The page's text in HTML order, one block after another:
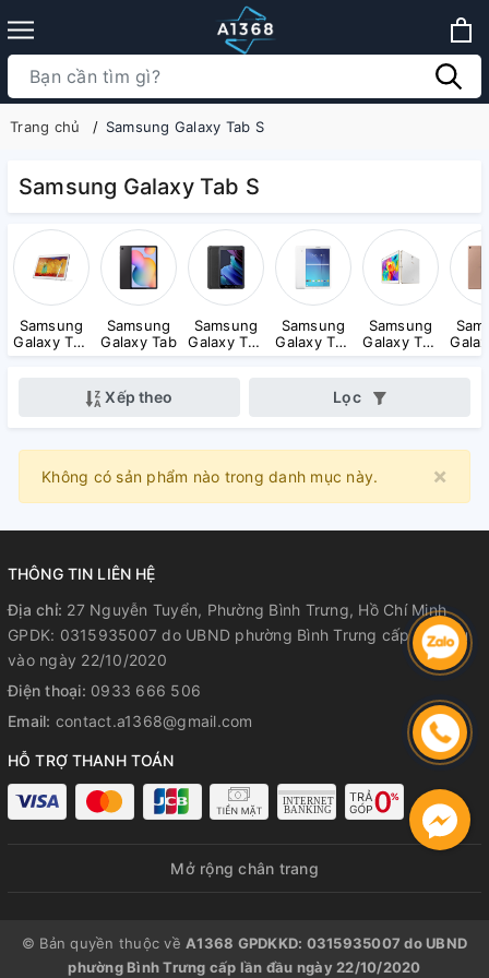
Trang chủ Samsung Galaxy Tab S
Samsung Galaxy Tab S
Samsung
Galaxy Tab
Note
Samsung
Galaxy Tab
Samsung
Galaxy Tab
Active
Samsung
Galaxy Tab
E
Samsung
Galaxy Tab
S
Xếp theo Lọc
×
Không có sản phẩm nào trong danh mục này.
THÔNG TIN LIÊN HỆ
Địa chỉ: 27 Nguyễn Tuyển, Phường Bình Trưng, Hồ Chí Minh
GPDK: 0315935007 do UBND phường Bình Trưng cấp lần đầu
vào ngày 22/10/2020
Điện thoại: 0933 666 506
Email: contact.a1368@gmail.com
HỖ TRỢ THANH TOÁN
Mở rộng chân trang
© Bản quyền thuộc về A1368 GPDKKD: 0315935007 do UBND
phường Bình Trưng cấp lần đầu ngày 22/10/2020